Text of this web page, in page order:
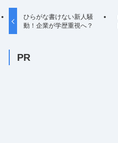
ひらがな書けない新人騒
動！企業が学歴重視へ？
PR